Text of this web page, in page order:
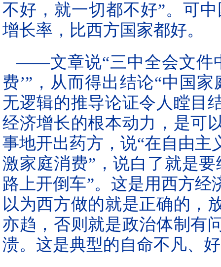
不好，就一切都不好”。可
增长率，比西方国家都好。
——文章说“三中全会文件
费’”，从而得出结论“中国
无逻辑的推导论证令人瞠目
经济增长的根本动力，是可
事地开出药方，说“在自由
激家庭消费”，说白了就是
路上开倒车”。这是用西方
以为西方做的就是正确的，
亦趋，否则就是政治体制有
溃。这是典型的自命不凡、